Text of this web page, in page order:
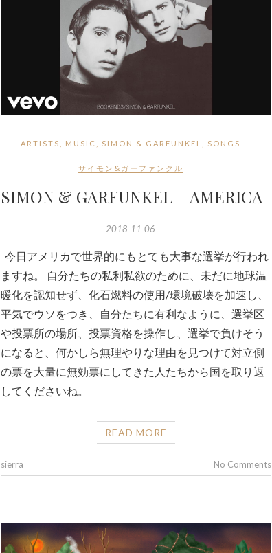
ARTISTS MUSIC SIMON & GARFUNKEL SONGS
サイモン&ガーファンクル
SIMON & GARFUNKEL – AMERICA
2018-11-06
今日アメリカで世界的にもとても大事な選挙が行われ
ますね。 自分たちの私利私欲のために、未だに地球温
暖化を認知せず、化石燃料の使用/環境破壊を加速し、
平気でウソをつき、自分たちに有利なように、選挙区
や投票所の場所、投票資格を操作し、選挙で負けそう
になると、何かしら無理やりな理由を見つけて対立側
の票を大量に無効票にしてきた人たちから国を取り返
してくださいね。
READ MORE
sierra No Comments